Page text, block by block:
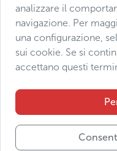
Condizioni di vendita
Protezione dei dati
Dichiarazione di
Manage consent
analizzare il
navigazione. Per
una configurazione,
sui cookie. Se si
accettano questi